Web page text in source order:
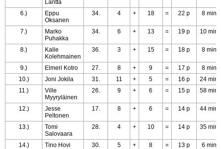
Lantta
6.)
Eppu
Oksanen
34. 4 + 18 = 22 p 8 min
7.)
Marko
Puhakka
34. 6 + 13 = 19 p 10 min
8.)
Kalle
Kolehmainen
36. 3 + 15 = 18 p 8 min
9.) Elmeri Kotro 27. 8 + 9 = 17 p
8 min
10.)
Joni Jokila 31. 11 + 5 = 16 p
24 min
11.)
Ville
Myyryläinen
26. 9 + 6 = 15 p 58 min
12.)
Jesse
Peltonen
17. 8 + 6 = 14 p 44 min
13.)
Tomi
Salovaara
28. 4 + 10 = 14 p 35 min
14.) Tino Hovi 30. 5 + 8 = 13 p
6 min